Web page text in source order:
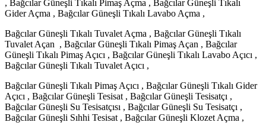
, Bağcılar Güneşli Tıkalı Pimaş Açma , Bağcılar Güneşli Tıkalı
Gider Açma , Bağcılar Güneşli Tıkalı Lavabo Açma ,
Bağcılar Güneşli Tıkalı Tuvalet Açma , Bağcılar Güneşli Tıkalı
Tuvalet Açan , Bağcılar Güneşli Tıkalı Pimaş Açan , Bağcılar
Güneşli Tıkalı Pimaş Açıcı , Bağcılar Güneşli Tıkalı Lavabo Açıcı ,
Bağcılar Güneşli Tıkalı Tuvalet Açıcı ,
Bağcılar Güneşli Tıkalı Pimaş Açıcı , Bağcılar Güneşli Tıkalı Gider
Açıcı , Bağcılar Güneşli Tesisat , Bağcılar Güneşli Tesisatçı ,
Bağcılar Güneşli Su Tesisatçısı , Bağcılar Güneşli Su Tesisatçı ,
Bağcılar Güneşli Sıhhi Tesisat , Bağcılar Güneşli Klozet Açma ,